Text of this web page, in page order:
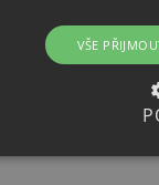
VŠE